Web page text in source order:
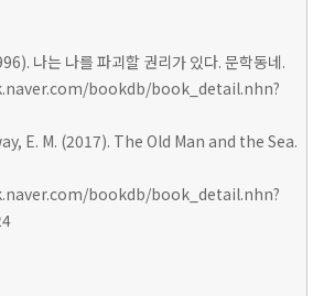
나는 나를 파괴할 권리가 있다. 문학동네.
bookdb/book_detail.nhn?
E. M. (2017). The Old Man and the Sea.
bookdb/book_detail.nhn?